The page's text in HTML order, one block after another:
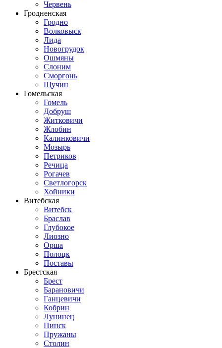
Червень
Гродненская
Гродно
Волковыск
Лида
Новогрудок
Ошмяны
Слоним
Сморгонь
Щучин
Гомельская
Гомель
Добруш
Житковичи
Жлобин
Калинковичи
Мозырь
Петриков
Речица
Рогачев
Светлогорск
Хойники
Витебская
Витебск
Браслав
Глубокое
Лиозно
Орша
Полоцк
Поставы
Брестская
Брест
Барановичи
Ганцевичи
Кобрин
Лунинец
Пинск
Пружаны
Столин